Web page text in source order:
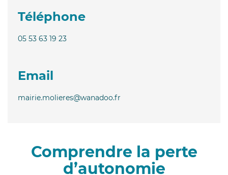
Téléphone
05 53 63 19 23
Email
mairie.molieres@wanadoo.fr
Comprendre la perte
d’autonomie